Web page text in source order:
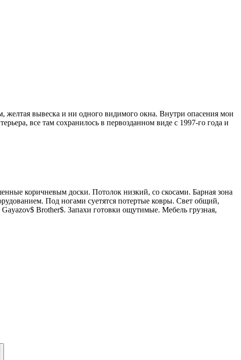
желтая вывеска и ни одного видимого окна. Внутри опасения мои
все там сохранилось в первозданном виде с 1997-го года и
коричневым доски. Потолок низкий, со скосами. Барная зона
Под ногами суетятся потертые ковры. Свет общий,
Brother$. Запахи готовки ощутимые. Мебель грузная,